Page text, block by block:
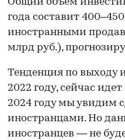
года составит
иностранными
млрд руб.),
Тенденция по выходу
2022 году, сейчас
2024 году мы увидим
иностранцами. Но
иностранцев — не